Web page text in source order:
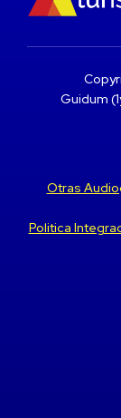
Guidum
Otras
Politica